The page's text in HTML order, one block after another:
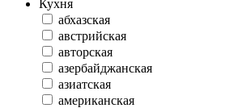
Кухня
абхазская
австрийская
авторская
азербайджанская
азиатская
американская